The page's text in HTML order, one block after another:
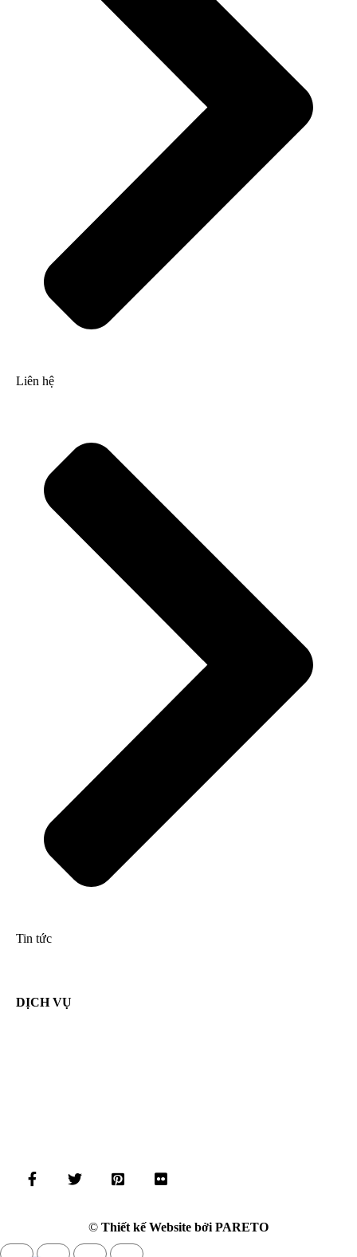
Liên hệ
Tin tức
DỊCH VỤ
© Thiết kế Website bởi PARETO